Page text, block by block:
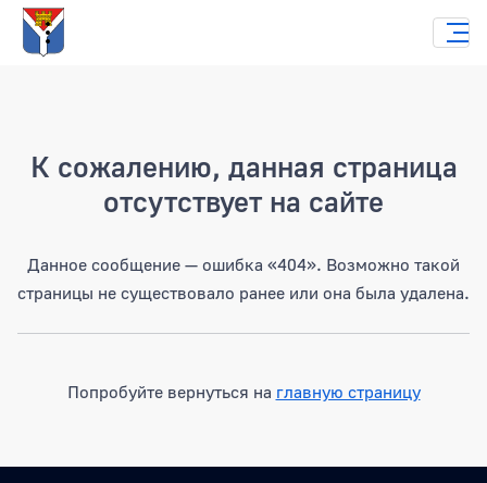
К сожалению, данная страница
отсутствует на сайте
Данное сообщение — ошибка «404». Возможно такой
страницы не существовало ранее или она была удалена.
Попробуйте вернуться на главную страницу